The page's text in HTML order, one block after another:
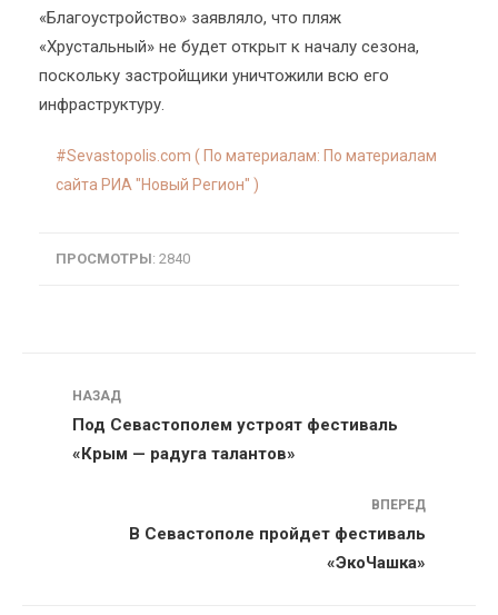
«Благоустройство» заявляло, что пляж
«Хрустальный» не будет открыт к началу сезона,
поскольку застройщики уничтожили всю его
инфраструктуру.
Sevastopolis.com ( По материалам: По материалам
сайта РИА "Новый Регион" )
ПРОСМОТРЫ: 2840
Навигация
НАЗАД
Под Севастополем устроят фестиваль
«Крым — радуга талантов»
ВПЕРЕД
В Севастополе пройдет фестиваль
«ЭкоЧашка»